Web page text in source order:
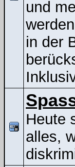
und
in der
Heute
alles,